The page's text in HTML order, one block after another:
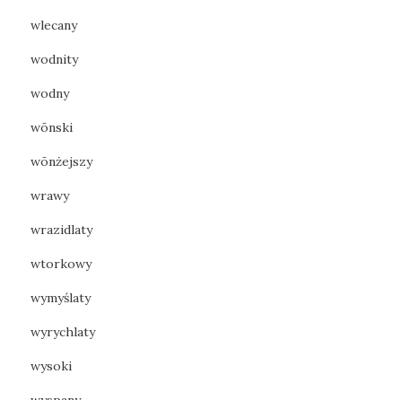
wlecany
wodnity
wodny
wōnski
wōnżejszy
wrawy
wrazidlaty
wtorkowy
wymyślaty
wyrychlaty
wysoki